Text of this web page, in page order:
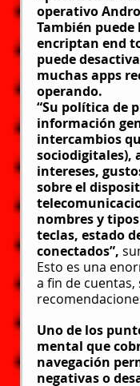
operativo
También
encriptan end
puede
muchas apps
operando.
“Su política de
información
intercambios
sociodigitales),
intereses,
sobre el
nombres y
teclas, estado
conectados”,
Esto es una
a fin de
Uno de los
mental que
navegación
negativas o